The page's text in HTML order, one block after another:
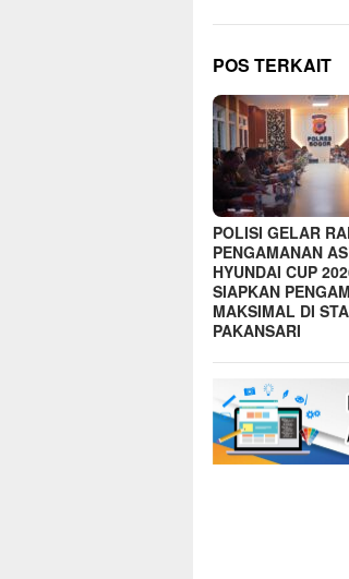
POS TERKAIT
POLISI GELAR
PENGAMANAN
HYUNDAI CUP
SIAPKAN
MAKSIMAL DI
PAKANSARI